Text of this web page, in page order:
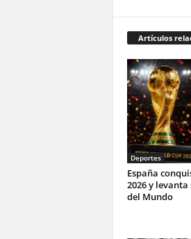
Artículos
Deportes
España
2026 y levanta
del Mundo